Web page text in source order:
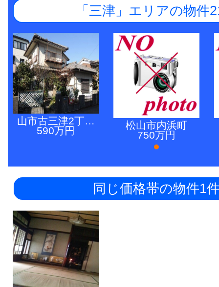
「三津」エリアの物件
山市古三津2丁…
590万円
松山市内浜町
750万円
同じ価格帯の物件1